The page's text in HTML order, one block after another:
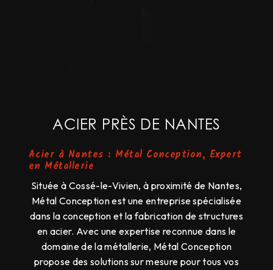
ACIER PRÈS DE NANTES
Acier à Nantes : Métal Conception, Expert
en Métallerie
Située à Cossé-le-Vivien, à proximité de Nantes,
Métal Conception est une entreprise spécialisée
dans la conception et la fabrication de structures
en acier. Avec une expertise reconnue dans le
domaine de la métallerie, Métal Conception
propose des solutions sur mesure pour tous vos